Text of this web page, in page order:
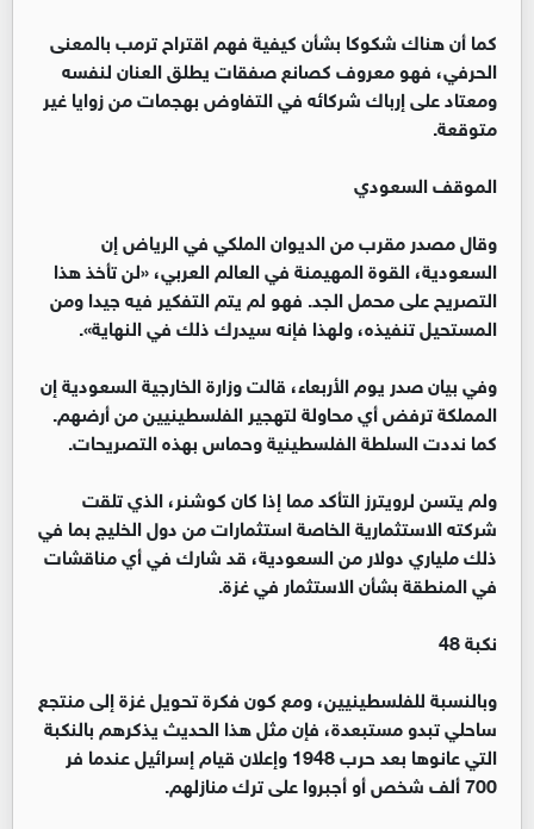
كما أن هناك شكوكا بشأن كيفية فهم اقتراح ترمب بالمعنى
الحرفي، فهو معروف كصانع صفقات يطلق العنان لنفسه
ومعتاد على إرباك شركائه في التفاوض بهجمات من زوايا غير
متوقعة.
الموقف السعودي
وقال مصدر مقرب من الديوان الملكي في الرياض إن
السعودية، القوة المهيمنة في العالم العربي، «لن تأخذ هذا
التصريح على محمل الجد. فهو لم يتم التفكير فيه جيدا ومن
المستحيل تنفيذه، ولهذا فإنه سيدرك ذلك في النهاية».
وفي بيان صدر يوم الأربعاء، قالت وزارة الخارجية السعودية إن
المملكة ترفض أي محاولة لتهجير الفلسطينيين من أرضهم.
كما نددت السلطة الفلسطينية وحماس بهذه التصريحات.
ولم يتسن لرويترز التأكد مما إذا كان كوشنر، الذي تلقت
شركته الاستثمارية الخاصة استثمارات من دول الخليج بما في
ذلك ملياري دولار من السعودية، قد شارك في أي مناقشات
في المنطقة بشأن الاستثمار في غزة.
نكبة 48
وبالنسبة للفلسطينيين، ومع كون فكرة تحويل غزة إلى منتجع
ساحلي تبدو مستبعدة، فإن مثل هذا الحديث يذكرهم بالنكبة
التي عانوها بعد حرب 1948 وإعلان قيام إسرائيل عندما فر
700 ألف شخص أو أجبروا على ترك منازلهم.